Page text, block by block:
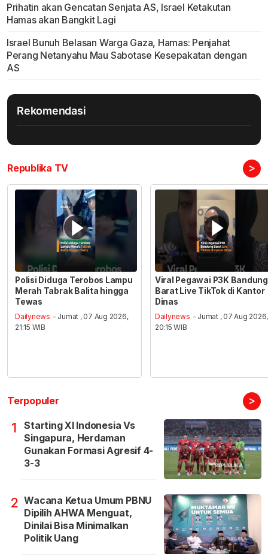
Prihatin akan Gencatan Senjata AS, Israel Ketakutan
Hamas akan Bangkit Lagi
Israel Bunuh Belasan Warga Gaza, Hamas: Penjahat
Perang Netanyahu Mau Sabotase Kesepakatan dengan
AS
Rekomendasi
Republika TV >
Polisi Diduga Terobos Lampu
Merah Tabrak Balita hingga
Tewas
Dailynews - Jumat , 07 Aug 2026,
21:15 WIB
Viral Pegawai P3K Bandung
Barat Live TikTok di Kantor
Dinas
Dailynews - Jumat , 07 Aug 2026,
20:15 WIB
Terpopuler >
1
Starting XI Indonesia Vs
Singapura, Herdaman
Gunakan Formasi Agresif 4-
3-3
2 Wacana Ketua Umum PBNU
Dipilih AHWA Menguat,
Dinilai Bisa Minimalkan
Politik Uang